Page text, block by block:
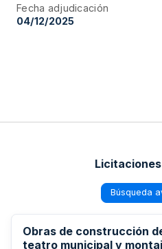
Fecha adjudicación
04/12/2025
Búsqueda
Obras de construcción
teatro municipal y